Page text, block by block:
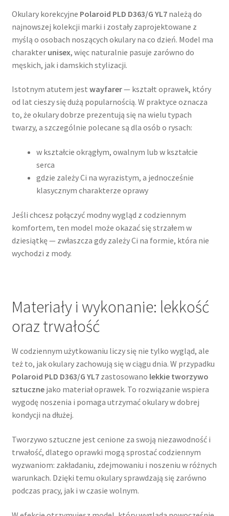
Okulary korekcyjne Polaroid PLD D363/G YL7należą do
najnowszej kolekcji marki i zostały zaprojektowane z
myślą o osobach noszących okulary na co dzień. Model ma
charakter unisex, więc naturalnie pasuje zarówno do
męskich, jak i damskich stylizacji.
Istotnym atutem jest wayfarer— kształt oprawek, który
od lat cieszy się dużą popularnością. W praktyce oznacza
to, że okulary dobrze prezentują się na wielu typach
twarzy, a szczególnie polecane są dla osób o rysach:
w kształcie okrągłym, owalnym lub w kształcie
serca
gdzie zależy Ci na wyrazistym, a jednocześnie
klasycznym charakterze oprawy
Jeśli chcesz połączyć modny wygląd z codziennym
komfortem, ten model może okazać się strzałem w
dziesiątkę — zwłaszcza gdy zależy Ci na formie, która nie
wychodzi z mody.
Materiały i wykonanie: lekkość
oraz trwałość
W codziennym użytkowaniu liczy się nie tylko wygląd, ale
też to, jak okulary zachowują się w ciągu dnia. W przypadku
Polaroid PLD D363/G YL7zastosowano lekkie tworzywo
sztucznejako materiał oprawek. To rozwiązanie wspiera
wygodę noszenia i pomaga utrzymać okulary w dobrej
kondycji na dłużej.
Tworzywo sztuczne jest cenione za swoją niezawodność i
trwałość, dlatego oprawki mogą sprostać codziennym
wyzwaniom: zakładaniu, zdejmowaniu i noszeniu w różnych
warunkach. Dzięki temu okulary sprawdzają się zarówno
podczas pracy, jak i w czasie wolnym.